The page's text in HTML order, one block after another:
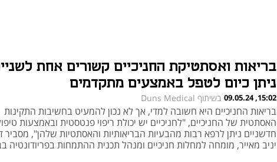
בריאות ואסתטיקת החניכיים קשורים אחת
ניתן כיום לטפל באמצעים מתקדמים
15:02, 09.05.24 בשיתוף Duns Medical
בריאות החניכיים היא חשובה למדי, אך לא נכון להמעיט בחשיבות התקינות
האסתטית של החניכיים, "לחניכיים יש יכולת ריפוי פנטסטית ובאמצעות
חדשניים ניתן לרפא רבות מהבעיות הבריאותיות והאסתטיות שלהן", מסביר
יניב מאייר, מומחה למחלות חניכיים ומנהל תכנית ההתמחות בפריודונטיה